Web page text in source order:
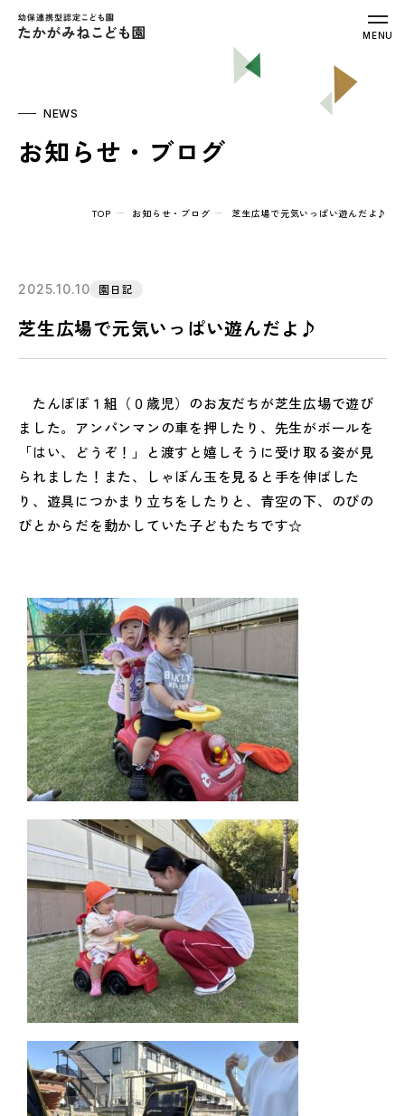
幼保連携型認定こども園 たかがみねこ
MENU
NEWS
お知らせ・ブログ
TOP お知らせ・ブログ 芝生広場で元気いっぱい遊んだよ♪
2025.10.10 園日記
芝生広場で元気いっぱい遊んだよ♪
たんぽぽ１組（０歳児）のお友だちが芝生広場で遊び
ました。アンパンマンの車を押したり、先生がボールを
「はい、どうぞ！」と渡すと嬉しそうに受け取る姿が見
られました！また、しゃぼん玉を見ると手を伸ばした
り、遊具につかまり立ちをしたりと、青空の下、のびの
びとからだを動かしていた子どもたちです☆